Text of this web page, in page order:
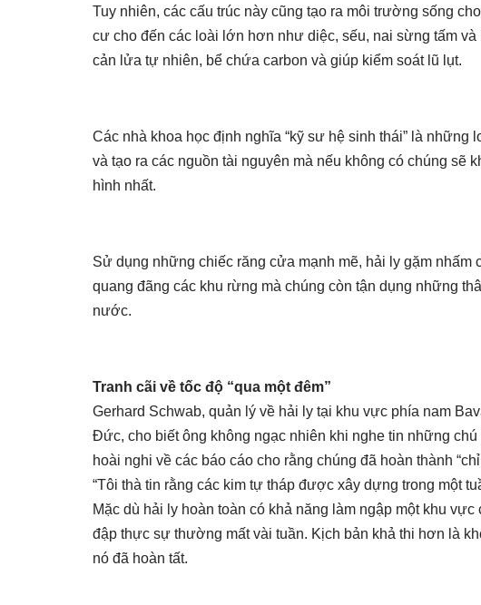
Tuy nhiên, các cấu trúc này cũng tạo ra môi trường sống
cư cho đến các loài lớn hơn như diệc, sếu, nai sừng tấm
cản lửa tự nhiên, bể chứa carbon và giúp kiểm soát lũ lụt.
Các nhà khoa học định nghĩa “kỹ sư hệ sinh thái” là
và tạo ra các nguồn tài nguyên mà nếu không có chúng sẽ
hình nhất.
Sử dụng những chiếc răng cửa mạnh mẽ, hải ly gặm nhấm
quang đãng các khu rừng mà chúng còn tận dụng những
nước.
Tranh cãi về tốc độ “qua một đêm”
Gerhard Schwab, quản lý về hải ly tại khu vực phía nam
Đức, cho biết ông không ngạc nhiên khi nghe tin những
hoài nghi về các báo cáo cho rằng chúng đã hoàn thành “chỉ
“Tôi thà tin rằng các kim tự tháp được xây dựng trong một
Mặc dù hải ly hoàn toàn có khả năng làm ngập một khu
đập thực sự thường mất vài tuần. Kịch bản khả thi hơn là
nó đã hoàn tất.